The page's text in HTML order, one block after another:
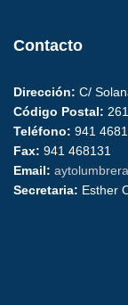
Contacto
Dirección: C/
Código Postal:
Teléfono: 941
Fax: 941 468131
Email:
Secretaria: Esther